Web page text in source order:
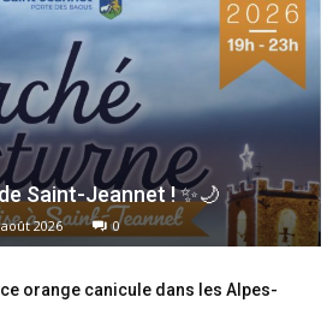
Saint-Jeannet ! ✨🌙
2026 0
orange canicule dans les Alpes-